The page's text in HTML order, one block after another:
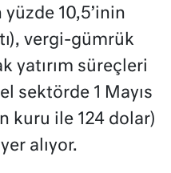
10,5’inin
vergi-gümrük
yatırım süreçleri
sektörde 1 Mayıs
kuru ile 124 dolar)
alıyor.